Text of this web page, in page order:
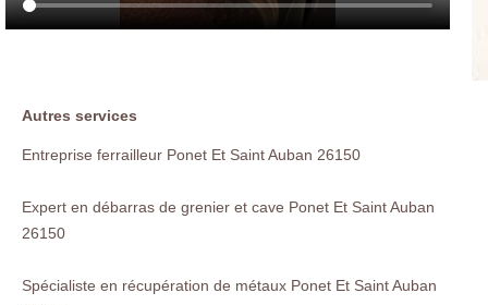
Autres services
Entreprise ferrailleur Ponet Et Saint Auban 26150
Expert en débarras de grenier et cave Ponet Et Saint Auban
26150
Spécialiste en récupération de métaux Ponet Et Saint Auban